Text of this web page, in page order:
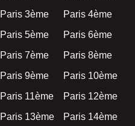
Paris 3ème
Paris 4ème
Paris 5ème
Paris 6ème
Paris 7ème
Paris 8ème
Paris 9ème
Paris 10ème
Paris 11ème
Paris 12ème
Paris 13ème
Paris 14ème